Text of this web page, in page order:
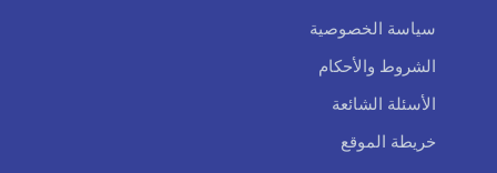
سياسة الخصوصية
الشروط والأحكام
الأسئلة الشائعة
خريطة الموقع